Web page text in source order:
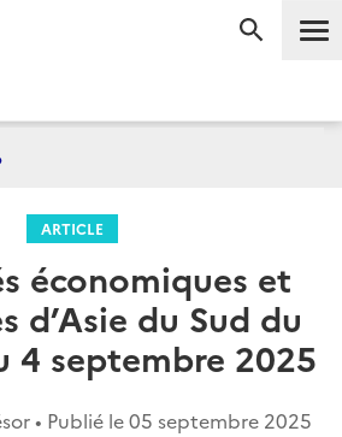
ARTICLE
économiques et
d’Asie du Sud du
4 septembre 2025
• Publié le05 septembre 2025